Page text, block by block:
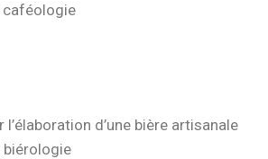
caféologie
l’élaboration d’une bière artisanale
biérologie